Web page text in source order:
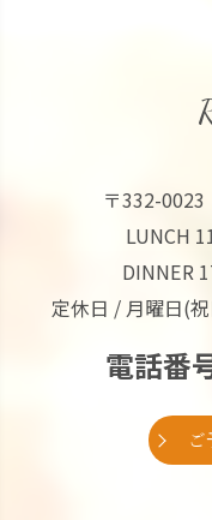
〒332-
LUNCH
DINNER
定休日 / 月曜日(
電話番
ご